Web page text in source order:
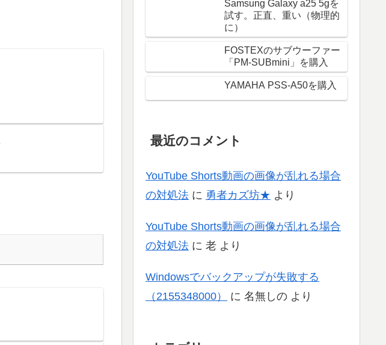
Samsung Galaxy a25 5gを
試す。正直、重い（物理的
に）
FOSTEXのサブウーファー
「PM-SUBmini」を購入
YAMAHA PSS-A50を購入
最近のコメント
YouTube Shorts動画の画像が乱れる場合
の対処法 に 勇者カズ坊★ より
YouTube Shorts動画の画像が乱れる場合
の対処法 に 老 より
Windowsでバックアップが失敗する
（2155348000）
に 名無しの より